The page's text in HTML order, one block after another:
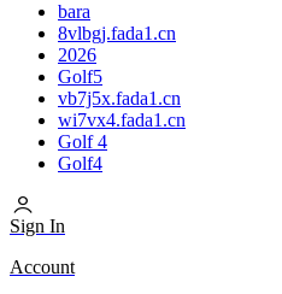
bara
8vlbgj.fada1.cn
2026
Golf5
vb7j5x.fada1.cn
wi7vx4.fada1.cn
Golf 4
Golf4
Sign In
Account